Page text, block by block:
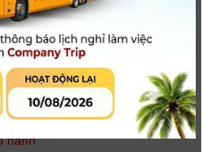
chưa bao gồm VAT]
hành